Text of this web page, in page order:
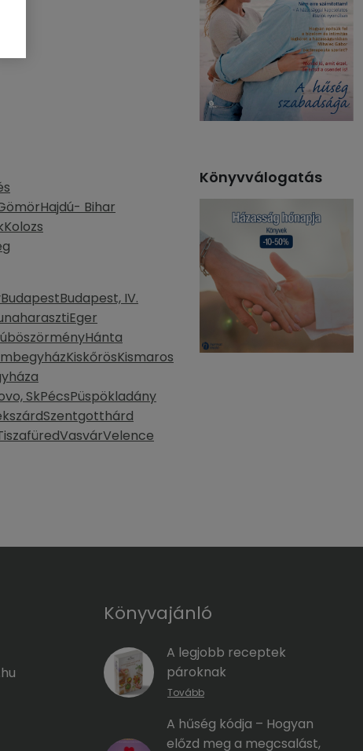
Hajdú- Bihar
Kolozs
BudapestBudapest, IV.
Eger
Hánta
KiskőrösKismaros
SkPécsPüspökladány
Szentgotthárd
VasvárVelence
Könyvválogatás
Könyvajánló
A legjobb receptek
pároknak
Tovább
A hűség kódja – Hogyan
előzd meg a megcsalást,